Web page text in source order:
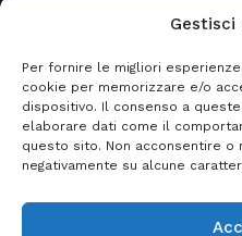
Gestisci
Per fornire le migliori
cookie per memorizzare e/o
dispositivo. Il consenso a
elaborare dati come il
questo sito. Non acconsentire
negativamente su alcune
Attualità 8966
Cronaca 6472
Primo piano 5953